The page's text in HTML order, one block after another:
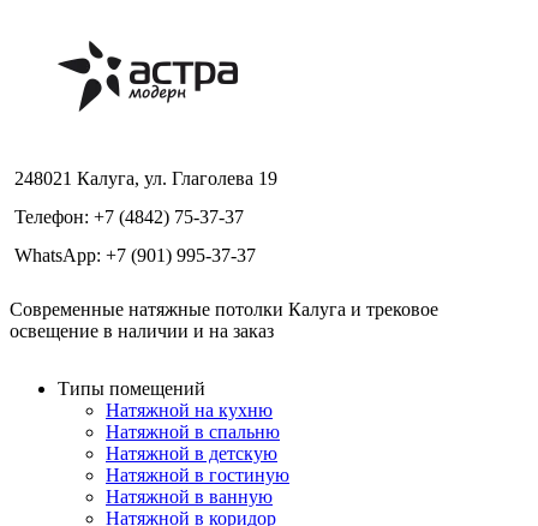
248021 Калуга, ул. Глаголева 19
Телефон: +7 (4842) 75-37-37
WhatsApp: +7 (901) 995-37-37
Современные натяжные потолки Калуга и трековое
освещение в наличии и на заказ
Типы помещений
Натяжной на кухню
Натяжной в спальню
Натяжной в детскую
Натяжной в гостиную
Натяжной в ванную
Натяжной в коридор